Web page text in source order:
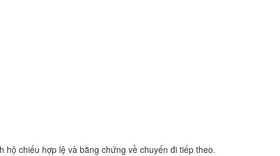
chiếu hợp lệ và bằng chứng về chuyến đi tiếp theo.